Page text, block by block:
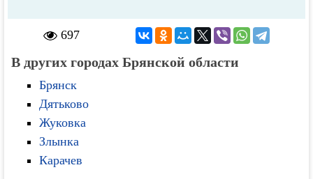
697
В других городах Брянской области
Брянск
Дятьково
Жуковка
Злынка
Карачев